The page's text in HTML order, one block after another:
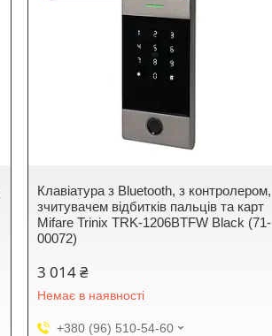
Клавіатура з Bluetooth, з контролером,
зчитувачем відбитків пальців та карт
Mifare Trinix TRK-1206BTFW Black (71-
00072)
3 014 ₴
Немає в наявності
+380 (96) 510-54-60